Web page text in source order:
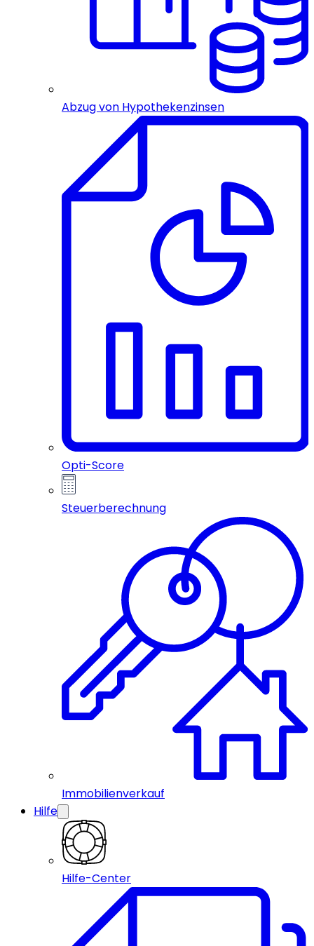
Abzug von Hypothekenzinsen
Opti-Score
Steuerberechnung
Immobilienverkauf
Hilfe
Hilfe-Center